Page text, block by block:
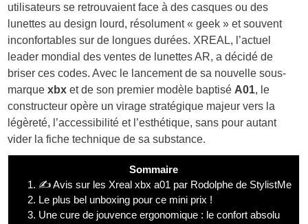
utilisateurs se retrouvaient face à des casques ou des
lunettes au design lourd, résolument « geek » et souvent
inconfortables sur de longues durées. XREAL, l’actuel
leader mondial des ventes de lunettes AR, a décidé de
briser ces codes. Avec le lancement de sa nouvelle sous-
marquexbx et de son premier modèle baptisé A01, le
constructeur opère un virage stratégique majeur vers la
légèreté, l’accessibilité et l’esthétique, sans pour autant
vider la fiche technique de sa substance.
Sommaire
1. ✍️ Avis sur les Xreal xbx a01 par Rodolphe de StylistMe
2. Le plus bel unboxing pour ce mini prix !
3. Une cure de jouvence ergonomique : le confort absolu